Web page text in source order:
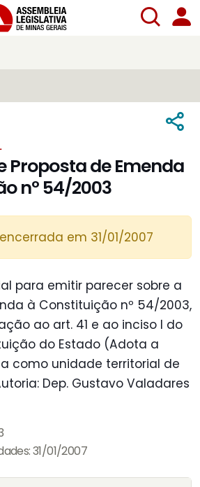
Proposta de Emenda
nº 54/2003
em 31/01/2007
para emitir parecer sobre a
à Constituição nº 54/2003,
ao art. 41 e ao inciso I do
do Estado (Adota a
como unidade territorial de
Dep. Gustavo Valadares
31/01/2007